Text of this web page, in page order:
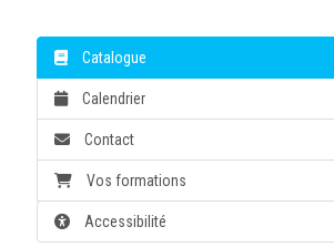
Catalogue
Calendrier
Contact
Vos formations
Accessibilité